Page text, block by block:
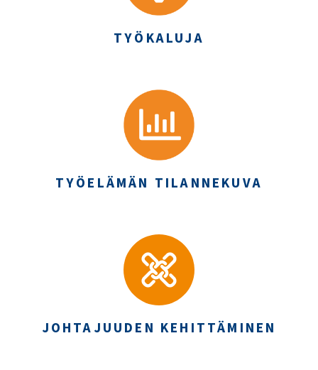
TYÖKALUJA
TYÖELÄMÄN TILANNEKUVA
JOHTAJUUDEN KEHITTÄMINEN